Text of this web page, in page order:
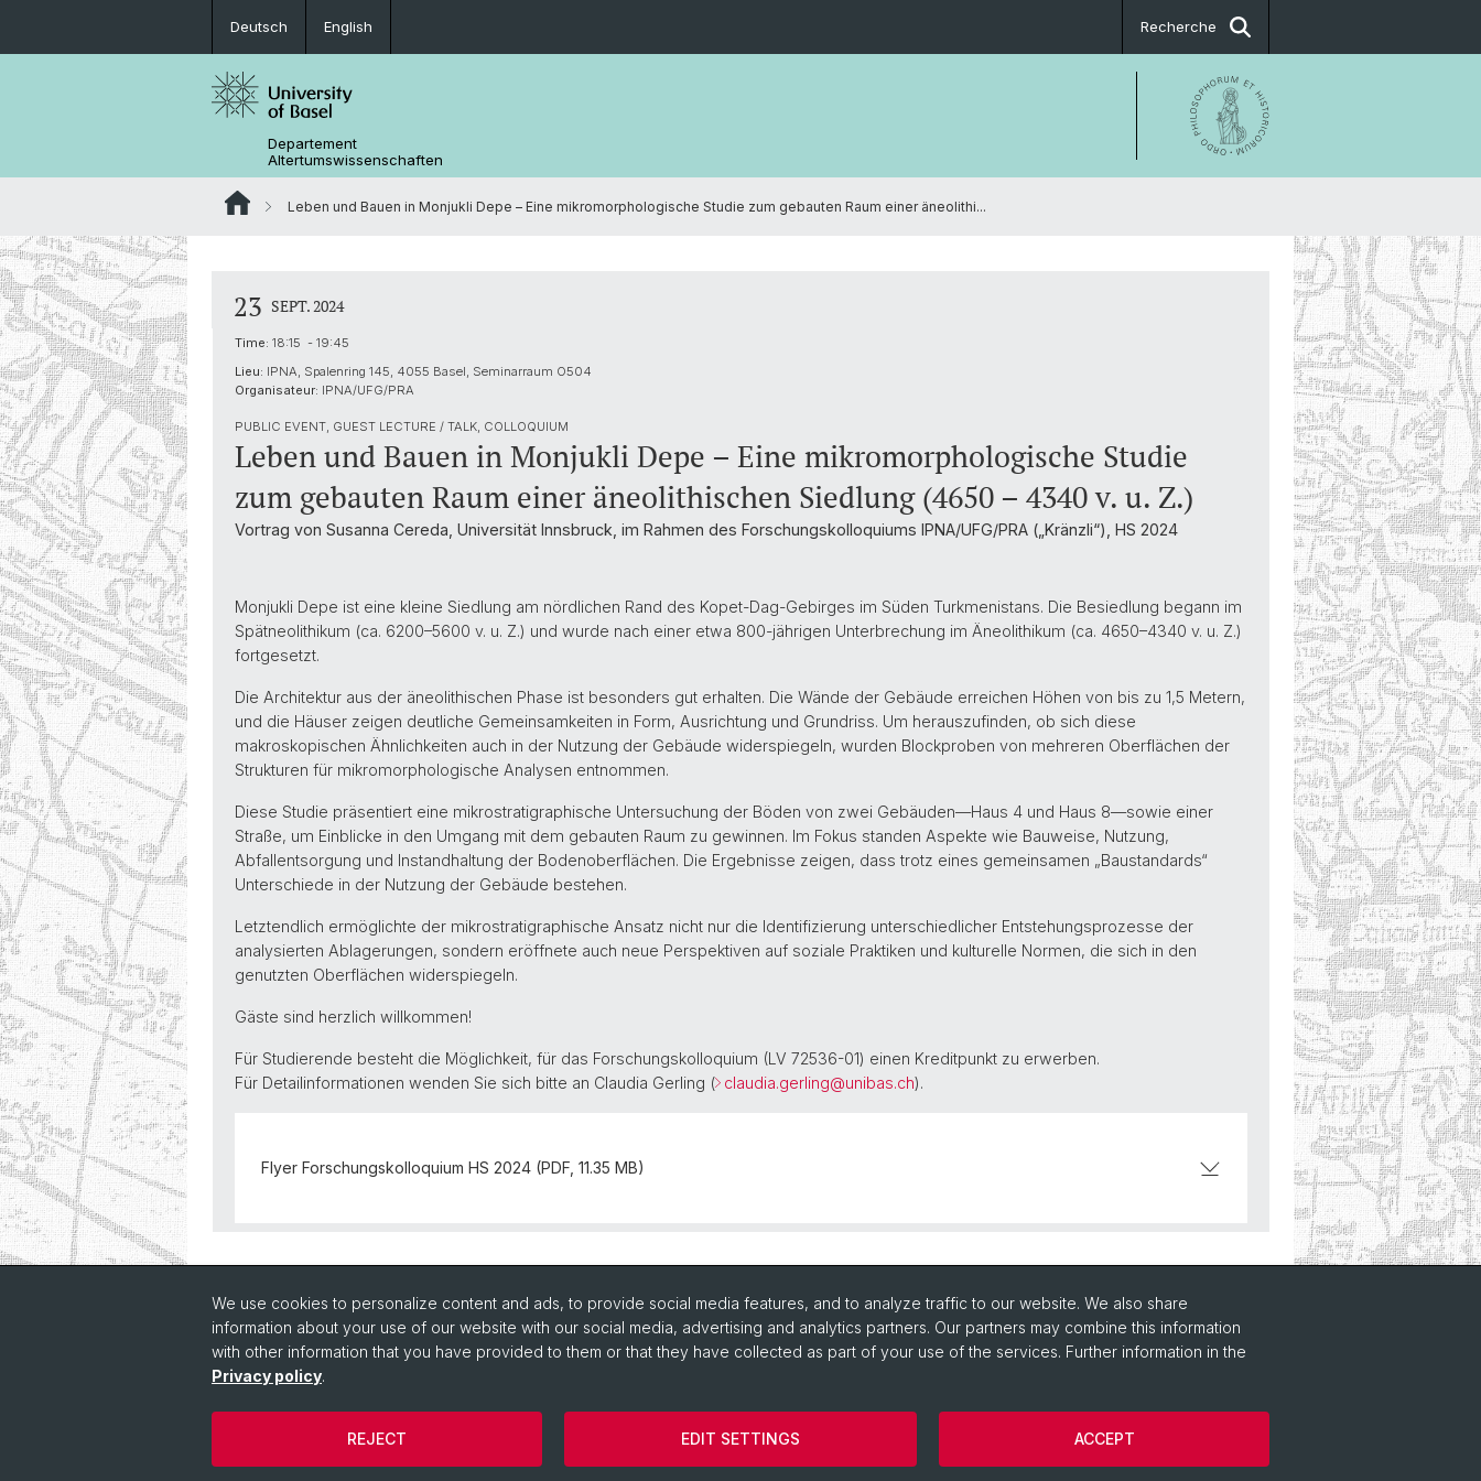
Deutsch English Recherche
Departement
Altertumswissenschaften
Leben und Bauen in Monjukli Depe – Eine mikromorphologische Studie zum gebauten Raum einer äneolithi...
23 SEPT. 2024
Time: 18:15 - 19:45
Lieu: IPNA, Spalenring 145, 4055 Basel, Seminarraum O504
Organisateur: IPNA/UFG/PRA
PUBLIC EVENT, GUEST LECTURE / TALK, COLLOQUIUM
Leben und Bauen in Monjukli Depe – Eine mikromorphologische Studie
zum gebauten Raum einer äneolithischen Siedlung (4650 – 4340 v. u. Z.)
Vortrag von Susanna Cereda, Universität Innsbruck, im Rahmen des Forschungskolloquiums IPNA/UFG/PRA („Kränzli“), HS 2024
Monjukli Depe ist eine kleine Siedlung am nördlichen Rand des Kopet-Dag-Gebirges im Süden Turkmenistans. Die Besiedlung begann im
Spätneolithikum (ca. 6200–5600 v. u. Z.) und wurde nach einer etwa 800-jährigen Unterbrechung im Äneolithikum (ca. 4650–4340 v. u. Z.)
fortgesetzt.
Die Architektur aus der äneolithischen Phase ist besonders gut erhalten. Die Wände der Gebäude erreichen Höhen von bis zu 1,5 Metern,
und die Häuser zeigen deutliche Gemeinsamkeiten in Form, Ausrichtung und Grundriss. Um herauszufinden, ob sich diese
makroskopischen Ähnlichkeiten auch in der Nutzung der Gebäude widerspiegeln, wurden Blockproben von mehreren Oberflächen der
Strukturen für mikromorphologische Analysen entnommen.
Diese Studie präsentiert eine mikrostratigraphische Untersuchung der Böden von zwei Gebäuden—Haus 4 und Haus 8—sowie einer
Straße, um Einblicke in den Umgang mit dem gebauten Raum zu gewinnen. Im Fokus standen Aspekte wie Bauweise, Nutzung,
Abfallentsorgung und Instandhaltung der Bodenoberflächen. Die Ergebnisse zeigen, dass trotz eines gemeinsamen „Baustandards“
Unterschiede in der Nutzung der Gebäude bestehen.
Letztendlich ermöglichte der mikrostratigraphische Ansatz nicht nur die Identifizierung unterschiedlicher Entstehungsprozesse der
analysierten Ablagerungen, sondern eröffnete auch neue Perspektiven auf soziale Praktiken und kulturelle Normen, die sich in den
genutzten Oberflächen widerspiegeln.
Gäste sind herzlich willkommen!
Für Studierende besteht die Möglichkeit, für das Forschungskolloquium (LV 72536-01) einen Kreditpunkt zu erwerben.
Für Detailinformationen wenden Sie sich bitte an Claudia Gerling ( claudia.gerling@unibas.ch).
Flyer Forschungskolloquium HS 2024 (PDF, 11.35 MB)
© Université de Bâle Cookies
We use cookies to personalize content and ads, to provide social media features, and to analyze traffic to our website. We also share
information about your use of our website with our social media, advertising and analytics partners. Our partners may combine this information
with other information that you have provided to them or that they have collected as part of your use of the services. Further information in the
Privacy policy.
EDIT SETTINGS
REJECT ACCEPT